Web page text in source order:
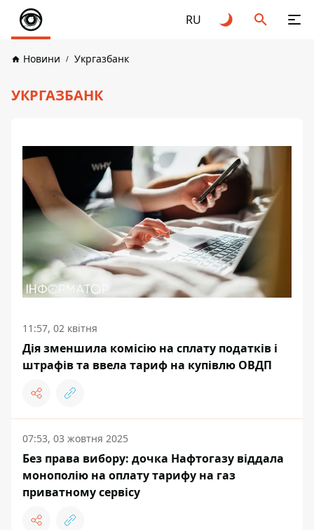
RU
Новини Укргазбанк
УКРГАЗБАНК
11:57, 02 квітня
Дія зменшила комісію на сплату податків і
штрафів та ввела тариф на купівлю ОВДП
07:53, 03 жовтня 2025
Без права вибору: дочка Нафтогазу віддала
монополію на оплату тарифу на газ
приватному сервісу